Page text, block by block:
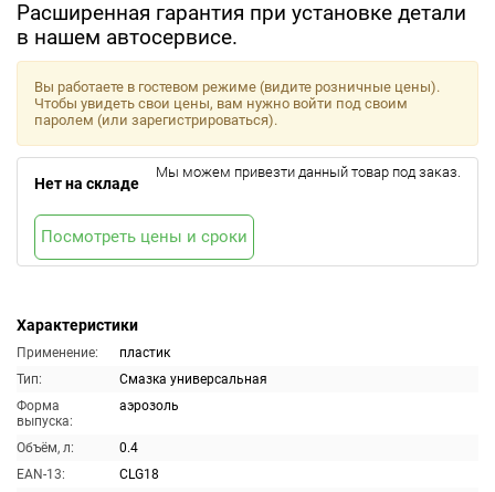
Расширенная гарантия при установке детали
в нашем автосервисе.
Характеристики
Применение:
пластик
Тип:
Смазка универсальная
Форма
выпуска:
аэрозоль
Объём, л:
0.4
EAN-13:
CLG18
Вы работаете в гостевом режиме (видите розничные цены).
Чтобы увидеть свои цены, вам нужно войти под своим
паролем (или зарегистрироваться).
Нет на складе
Мы можем привезти данный товар под заказ.
Посмотреть цены и сроки